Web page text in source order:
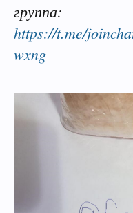
группа:
https://t.me/
wxng